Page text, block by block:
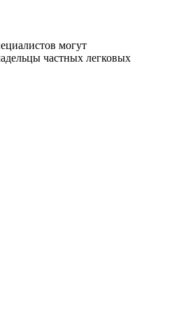
могут
частных легковых